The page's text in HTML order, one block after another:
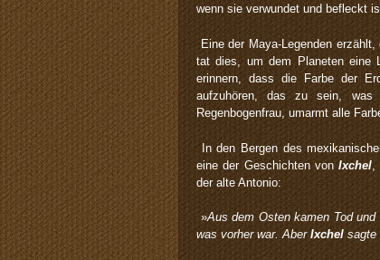
wenn sie verwundet und befleckt
Eine der Maya-Legenden
tat dies, um dem Planeten eine
erinnern, dass die Farbe der
aufzuhören, das zu sein,
Regenbogenfrau, umarmt alle
In den Bergen des
eine der Geschichten vonIxchel
der alte Antonio:
»Aus dem Osten kamen Tod
was vorher war. Aber Ixchelsagte